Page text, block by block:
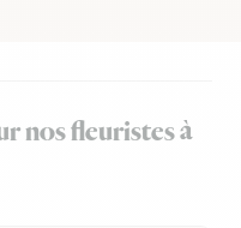
nos fleuristes à